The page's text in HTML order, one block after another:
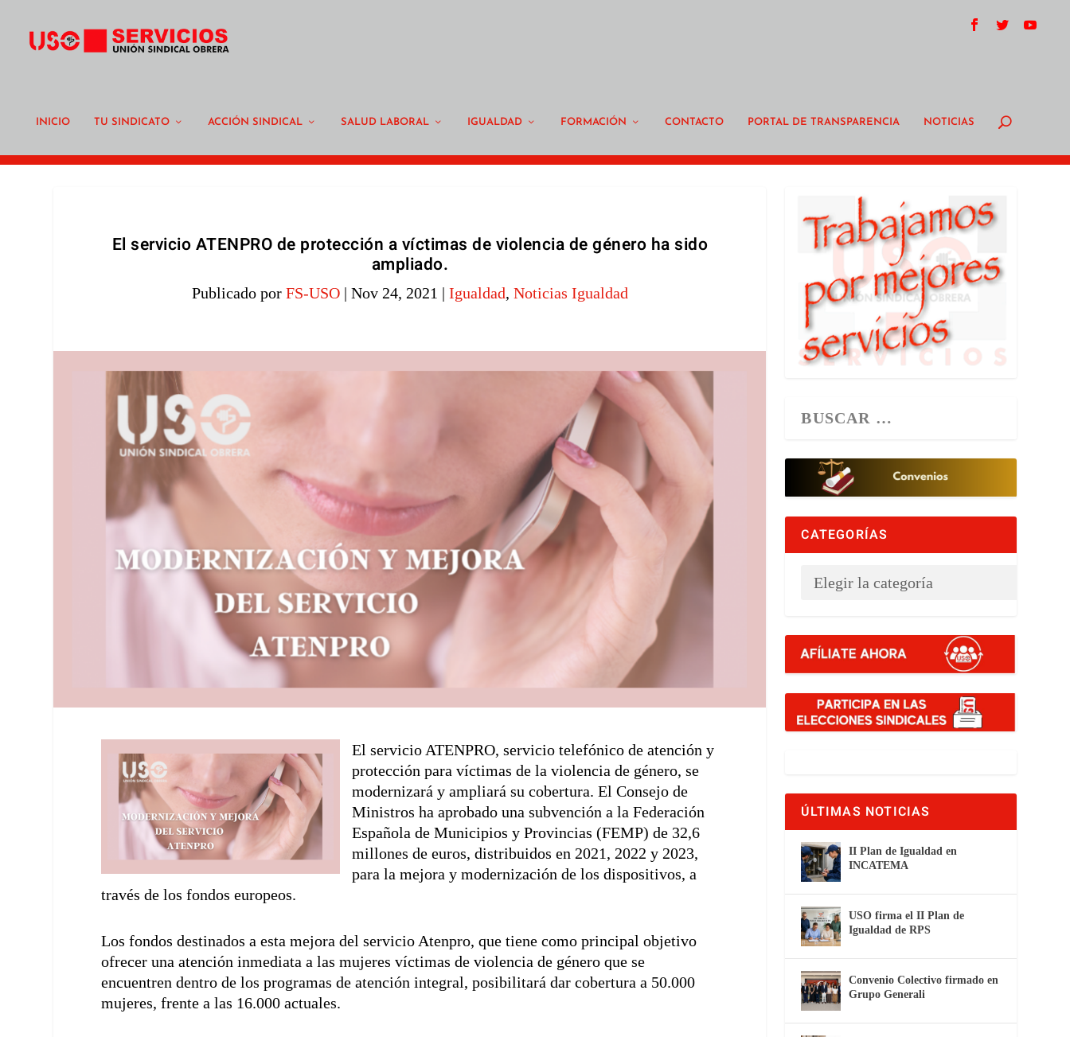
INICIO TU SINDICATO ACCIÓN SINDICAL SALUD LABORAL IGUALDAD FORMACIÓN CONTACTO PORTAL DE TRANSPARENCIA NOTICIAS
El servicio ATENPRO de protección a víctimas de violencia de género ha sido
ampliado.
Publicado por FS-USO| Nov 24, 2021 | Igualdad, Noticias Igualdad
El servicio ATENPRO, servicio telefónico de atención y
protección para víctimas de la violencia de género, se
modernizará y ampliará su cobertura. El Consejo de
Ministros ha aprobado una subvención a la Federación
Española de Municipios y Provincias (FEMP) de 32,6
millones de euros, distribuidos en 2021, 2022 y 2023,
para la mejora y modernización de los dispositivos, a
través de los fondos europeos.
Los fondos destinados a esta mejora del servicio Atenpro, que tiene como principal objetivo
ofrecer una atención inmediata a las mujeres víctimas de violencia de género que se
encuentren dentro de los programas de atención integral, posibilitará dar cobertura a 50.000
mujeres, frente a las 16.000 actuales.
CATEGORÍAS
ÚLTIMAS NOTICIAS
II Plan de Igualdad en
INCATEMA
USO firma el II Plan de
Igualdad de RPS
Convenio Colectivo firmado en
Grupo Generali